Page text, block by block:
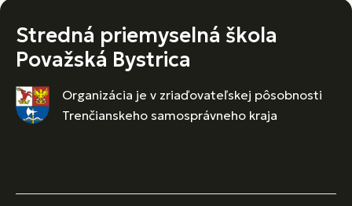
Stredná priemyselná škola
Považská Bystrica
Organizácia je v zriaďovateľskej pôsobnosti
Trenčianskeho samosprávneho kraja